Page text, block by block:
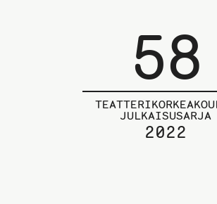
58
JULKAISUSARJA
2022